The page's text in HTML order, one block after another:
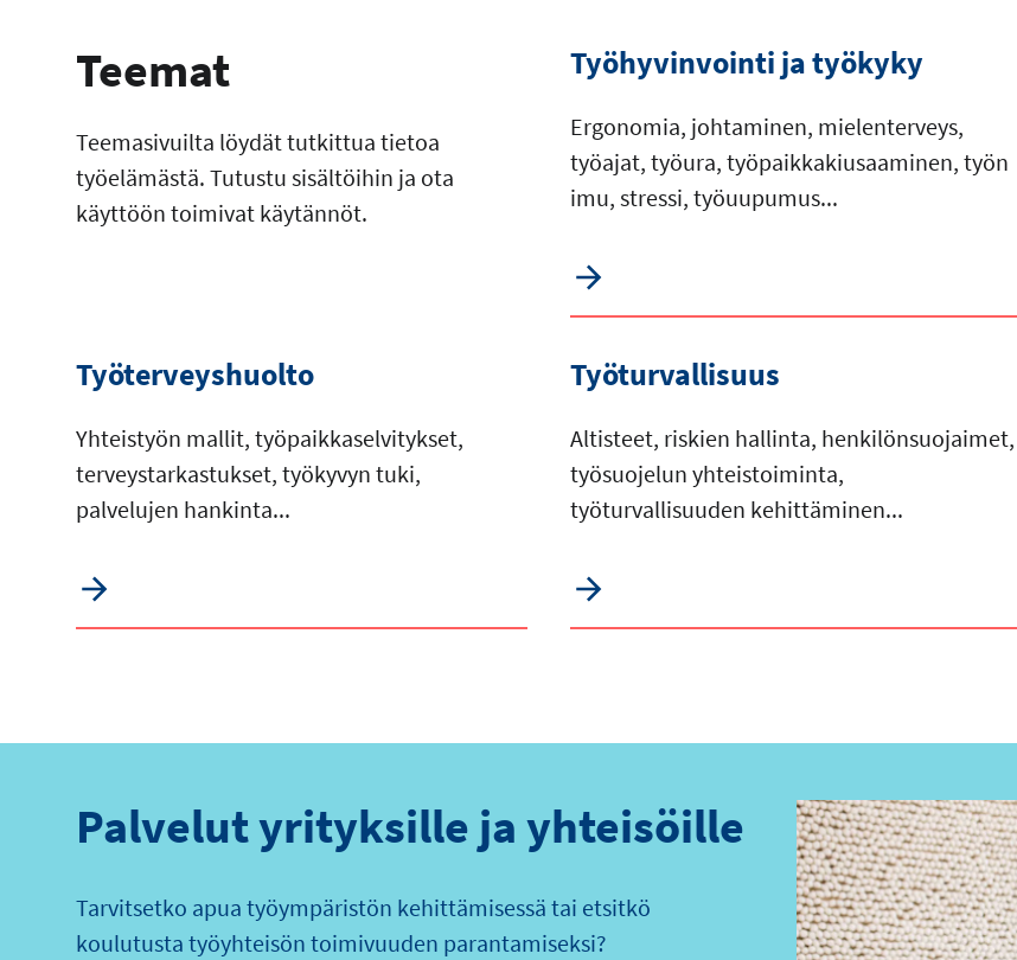
Teemat
Teemasivuilta löydät tutkittua tietoa
työelämästä. Tutustu sisältöihin ja ota
käyttöön toimivat käytännöt.
Työhyvinvointi ja työkyky
Ergonomia, johtaminen, mielenterveys,
työajat, työura, työpaikkakiusaaminen, työn
imu, stressi, työuupumus...
Työterveyshuolto
Yhteistyön mallit, työpaikkaselvitykset,
terveystarkastukset, työkyvyn tuki,
palvelujen hankinta...
Työturvallisuus
Altisteet, riskien hallinta, henkilönsuojaimet,
työsuojelun yhteistoiminta,
työturvallisuuden kehittäminen...
Palvelut yrityksille ja yhteisöille
Tarvitsetko apua työympäristön kehittämisessä tai etsitkö
koulutusta työyhteisön toimivuuden parantamiseksi?